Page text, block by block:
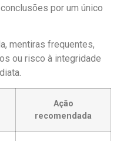
por um único
mentiras frequentes,
ou risco à integridade
Ação
recomendada